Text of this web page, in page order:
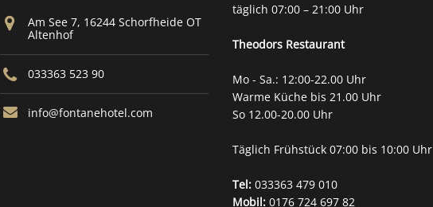
Am See 7, 16244 Schorfheide OT
Altenhof
033363 523 90
info@fontanehotel.com
täglich 07:00 – 21:00 Uhr
Theodors Restaurant
Mo - Sa.: 12:00-22.00 Uhr
Warme Küche bis 21.00 Uhr
So 12.00-20.00 Uhr
Täglich Frühstück 07:00 bis 10:00 Uhr
Tel: 033363 479 010
Mobil: 0176 724 697 82